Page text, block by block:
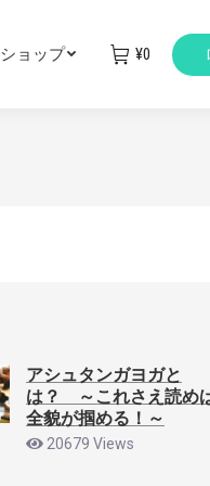
ショップ ¥0
アシュタンガヨガと
は？ ～これさえ読め
全貌が掴める！～
20679 Views